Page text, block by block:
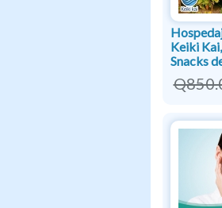
Keiki
Snacks